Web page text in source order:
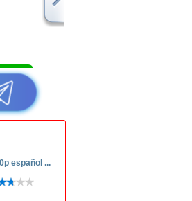
1080p
español ...